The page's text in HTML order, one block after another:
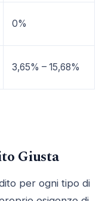
0%
3,65% – 15,68%
Giusta
per ogni tipo di